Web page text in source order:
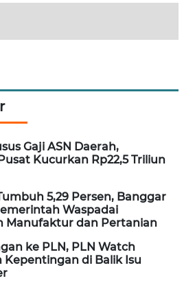
Gaji ASN Daerah,
Kucurkan Rp22,5 Triliun
5,29 Persen, Banggar
Waspadai
Manufaktur dan Pertanian
ke PLN, PLN Watch
Kepentingan di Balik Isu